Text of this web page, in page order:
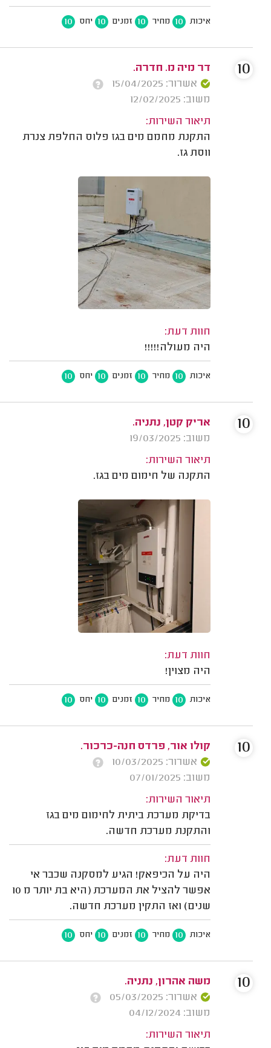
איכות 10 מחיר 10 זמנים 10 יחס 10
דר מיה מ. חדרה.
אשרור: 15/04/2025
משוב: 12/02/2025
תיאור השירות:
התקנת מחמם מים בגז פלוס החלפת צנרת
ווסת גז.
חוות דעת:
היה מעולה!!!!!
איכות 10 מחיר 10 זמנים 10 יחס 10
10
אריק קטן, נתניה.
משוב: 19/03/2025
תיאור השירות:
התקנה של חימום מים בגז.
חוות דעת:
היה מצוין!
איכות 10 מחיר 10 זמנים 10 יחס 10
10
קולו אור, פרדס חנה-כרכור.
אשרור: 10/03/2025
משוב: 07/01/2025
תיאור השירות:
בדיקת מערכת ביתית לחימום מים בגז
והתקנת מערכת חדשה.
חוות דעת:
היה על הכיפאק! הגיע למסקנה שכבר אי
אפשר להציל את המערכת (היא בת יותר מ 10
שנים) ואז התקין מערכת חדשה.
איכות 10 מחיר 10 זמנים 10 יחס 10
10
משה אהרון, נתניה.
אשרור: 05/03/2025
משוב: 04/12/2024
תיאור השירות:
10